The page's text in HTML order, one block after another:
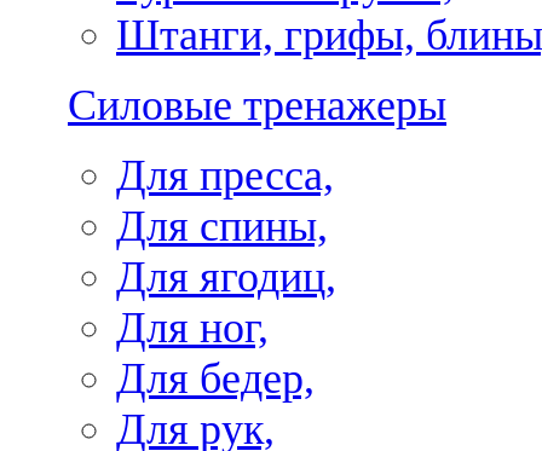
Штанги, грифы,
Силовые тренажеры
Для пресса,
Для спины,
Для ягодиц,
Для ног,
Для бедер,
Для рук,